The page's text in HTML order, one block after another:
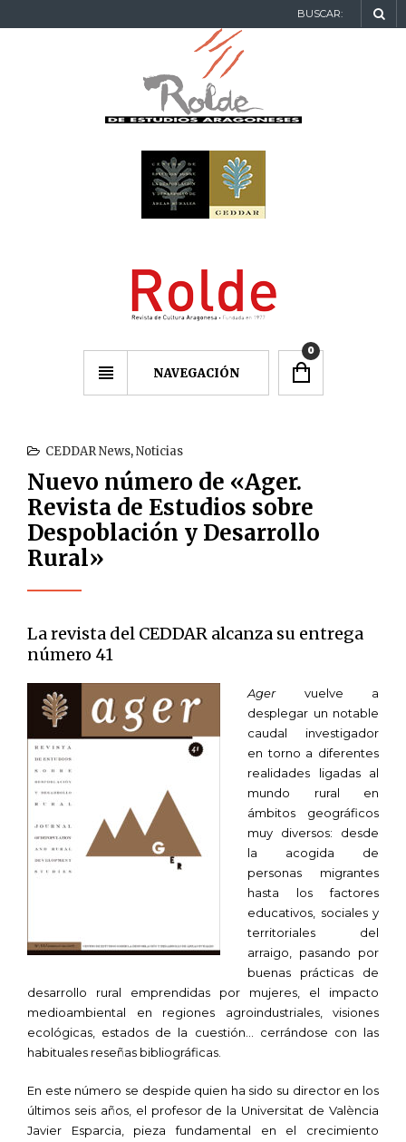
BUSCAR:
NAVEGACIÓN
0
CEDDAR News,Noticias
Nuevo número de «Ager.
Revista de Estudios sobre
Despoblación y Desarrollo
Rural»
La revista del CEDDAR alcanza su entrega
número 41
Ager vuelve a
desplegar un notable
caudal investigador
en torno a diferentes
realidades ligadas al
mundo rural en
ámbitos geográficos
muy diversos: desde
la acogida de
personas migrantes
hasta los factores
educativos, sociales y
territoriales del
arraigo, pasando por
buenas prácticas de
desarrollo rural emprendidas por mujeres, el impacto
medioambiental en regiones agroindustriales, visiones
ecológicas, estados de la cuestión… cerrándose con las
habituales reseñas bibliográficas.
En este número se despide quien ha sido su director en los
últimos seis años, el profesor de la Universitat de València
Javier Esparcia, pieza fundamental en el crecimiento